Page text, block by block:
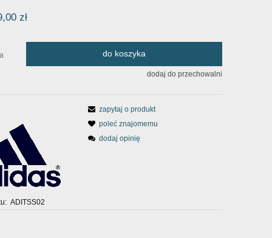
zł
do koszyka
dodaj do przechowalni
ADITSS02
zapytaj o produkt
poleć znajomemu
dodaj opinię